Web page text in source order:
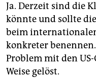
Ja. Derzeit sind die
könnte und sollte
beim
konkreter
Problem mit den
Weise gelöst.